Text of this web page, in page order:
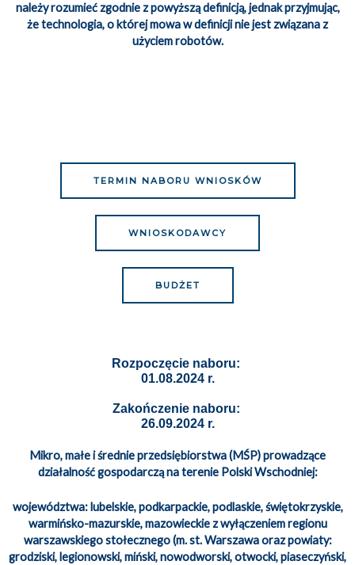
należy rozumieć zgodnie z powyższą definicją, jednak przyjmując,
że technologia, o której mowa w definicji nie jest związana z
użyciem robotów.
TERMIN NABORU WNIOSKÓW
WNIOSKODAWCY
BUDŻET
Rozpoczęcie naboru:
01.08.2024 r.
Zakończenie naboru:
26.09.2024 r.
Mikro, małe i średnie przedsiębiorstwa (MŚP) prowadzące
działalność gospodarczą na terenie Polski Wschodniej:
województwa: lubelskie, podkarpackie, podlaskie, świętokrzyskie,
warmińsko-mazurskie, mazowieckie z wyłączeniem regionu
warszawskiego stołecznego (m. st. Warszawa oraz powiaty:
grodziski, legionowski, miński, nowodworski, otwocki, piaseczyński,